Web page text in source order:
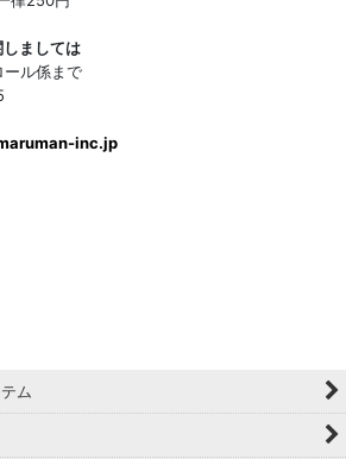
ましては
ール係まで
inc.jp
ム